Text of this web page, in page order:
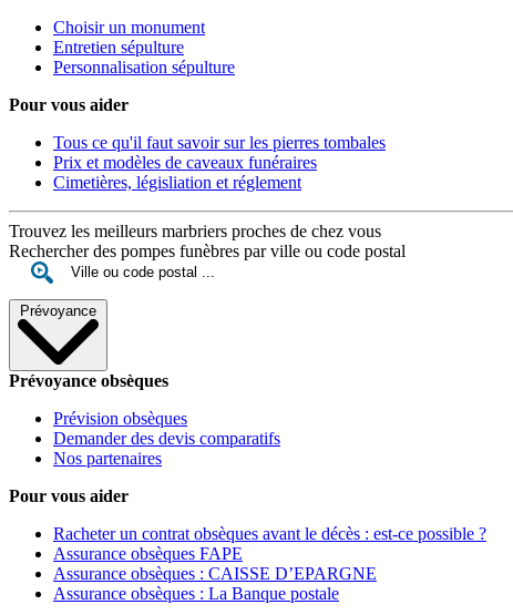
Choisir un monument
Entretien sépulture
Personnalisation sépulture
Pour vous aider
Tous ce qu'il faut savoir sur les pierres tombales
Prix et modèles de caveaux funéraires
Cimetières, législiation et réglement
Trouvez les meilleurs marbriers proches de chez vous
Rechercher des pompes funèbres par ville ou code postal
Prévoyance
Prévoyance obsèques
Prévision obsèques
Demander des devis comparatifs
Nos partenaires
Pour vous aider
Racheter un contrat obsèques avant le décès : est-ce possible ?
Assurance obsèques FAPE
Assurance obsèques : CAISSE D’EPARGNE
Assurance obsèques : La Banque postale